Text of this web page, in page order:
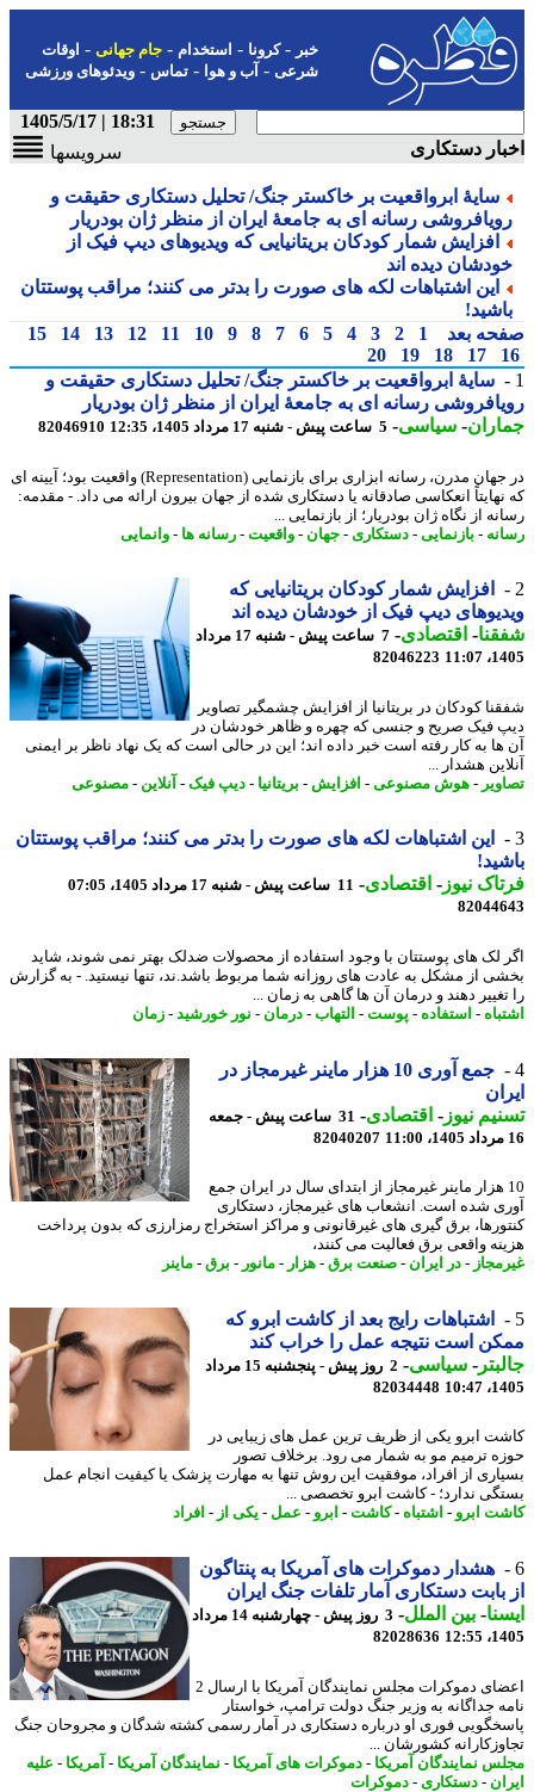
-کرونا-استخدام- جام جهانی-اوقات
شرعی-آب و هوا-تماس-ویدئوهای ورزشی
18:31 | 1405/5/17
دستکاری
سرویسها
سایهٔ ابرواقعیت بر خاکستر جنگ/ تحلیل دستکاری حقیقت و
رسانه ای به جامعهٔ ایران از منظر ژان بودریار
افزایش شمار کودکان بریتانیایی که ویدیوهای دیپ فیک از
دیده اند
این اشتباهات لکه های صورت را بدتر می کنند؛ مراقب پوستتان
بعد
1
2
3
4
5
6
7
8
9
10
11
12
13
14
15
17
18
19
20
سایهٔ ابرواقعیت بر خاکستر جنگ/ تحلیل دستکاری حقیقت و
رسانه ای به جامعهٔ ایران از منظر ژان بودریار
- سیاسی-5 ساعت پیش - شنبه 17 مرداد 1405، 12:35 82046910
در جهان مدرن، رسانه ابزاری برای بازنمایی (Representation) واقعیت بود؛ آیینه ای
انعکاسی صادقانه یا دستکاری شده از جهان بیرون ارائه می داد. - مقدمه:
از نگاه ژان بودریار؛ از بازنمایی ...
-بازنمایی-دستکاری- جهان-واقعیت-رسانه ها- وانمایی
افزایش شمار کودکان بریتانیایی که
دیپ فیک از خودشان دیده اند
-اقتصادی-
7 ساعت پیش - شنبه 17 مرداد
82046223
کودکان در بریتانیا از افزایش چشمگیر تصاویر
فیک صریح و جنسی که چهره و ظاهر خودشان در
به کار رفته است خبر داده اند؛ این در حالی است که یک نهاد ناظر بر ایمنی
هشدار ...
-هوش مصنوعی-افزایش -بریتانیا -دیپ فیک -آنلاین-مصنوعی
این اشتباهات لکه های صورت را بدتر می کنند؛ مراقب پوستتان
نیوز-اقتصادی-11 ساعت پیش - شنبه 17 مرداد 1405، 07:05
لک های پوستتان با وجود استفاده از محصولات ضدلک بهتر نمی شوند، شاید
از مشکل به عادت های روزانه شما مربوط باشد.ند، تنها نیستید. - به گزارش
دهند و درمان آن ها گاهی به زمان ...
-استفاده-پوست-التهاب-درمان -نور خورشید -زمان
جمع آوری 10 هزار ماینر غیرمجاز در
نیوز-اقتصادی-
31 ساعت پیش - جمعه
82040207
هزار ماینر غیرمجاز از ابتدای سال در ایران جمع
شده است. انشعاب های غیرمجاز، دستکاری
برق گیری های غیرقانونی و مراکز استخراج رمزارزی که بدون پرداخت
واقعی برق فعالیت می کنند،
-در ایران - صنعت برق - هزار - مانور-برق - ماینر
اشتباهات رایج بعد از کاشت ابرو که
است نتیجه عمل را خراب کند
-سیاسی-
2 روز پیش - پنجشنبه 15 مرداد
82034448
ابرو یکی از ظریف ترین عمل های زیبایی در
ترمیم مو به شمار می رود. برخلاف تصور
از افراد، موفقیت این روش تنها به مهارت پزشک یا کیفیت انجام عمل
ندارد؛ - کاشت ابرو تخصصی ...
ابرو -اشتباه-کاشت-ابرو -عمل-یکی از-افراد
هشدار دموکرات های آمریکا به پنتاگون
بابت دستکاری آمار تلفات جنگ ایران
-بین الملل-
3 روز پیش - چهارشنبه 14 مرداد
82028636
اعضای دموکرات مجلس نمایندگان آمریکا با ارسال 2
جداگانه به وزیر جنگ دولت ترامپ، خواستار
فوری او درباره دستکاری در آمار رسمی کشته شدگان و مجروحان جنگ
کشورشان ...
نمایندگان آمریکا- دموکرات های آمریکا- نمایندگان آمریکا- آمریکا- علیه
- دستکاری- دموکرات